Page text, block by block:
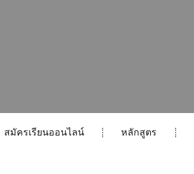
สมัครเรียนออนไลน์ หลักสูตร